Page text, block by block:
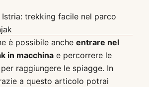
Istria: trekking facile nel parco
è possibile anche entrare nel
in macchinae percorrere le
raggiungere le spiagge. In
a questo articolo potrai